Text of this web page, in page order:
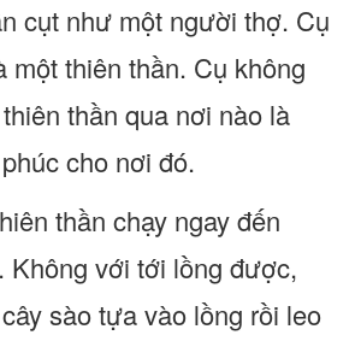
cụt như một người thợ. Cụ
một thiên thần. Cụ không
thần qua nơi nào là
cho nơi đó.
thần chạy ngay đến
Không với tới lồng được,
sào tựa vào lồng rồi leo